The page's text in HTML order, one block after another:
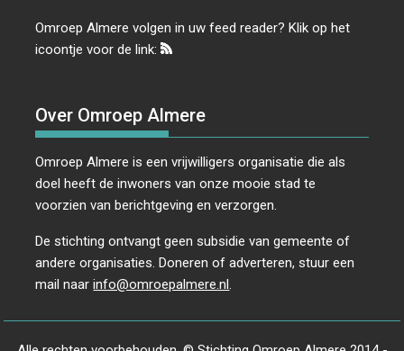
Omroep Almere volgen in uw feed reader? Klik op het
icoontje voor de link:
Over Omroep Almere
Omroep Almere is een vrijwilligers organisatie die als
doel heeft de inwoners van onze mooie stad te
voorzien van berichtgeving en verzorgen.
De stichting ontvangt geen subsidie van gemeente of
andere organisaties. Doneren of adverteren, stuur een
mail naarinfo@omroepalmere.nl.